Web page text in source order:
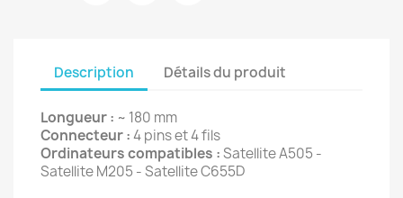
Description Détails du produit
Longueur : ~ 180 mm
Connecteur :4 pins et 4 fils
Ordinateurs compatibles :Satellite A505 -
Satellite M205 - Satellite C655D